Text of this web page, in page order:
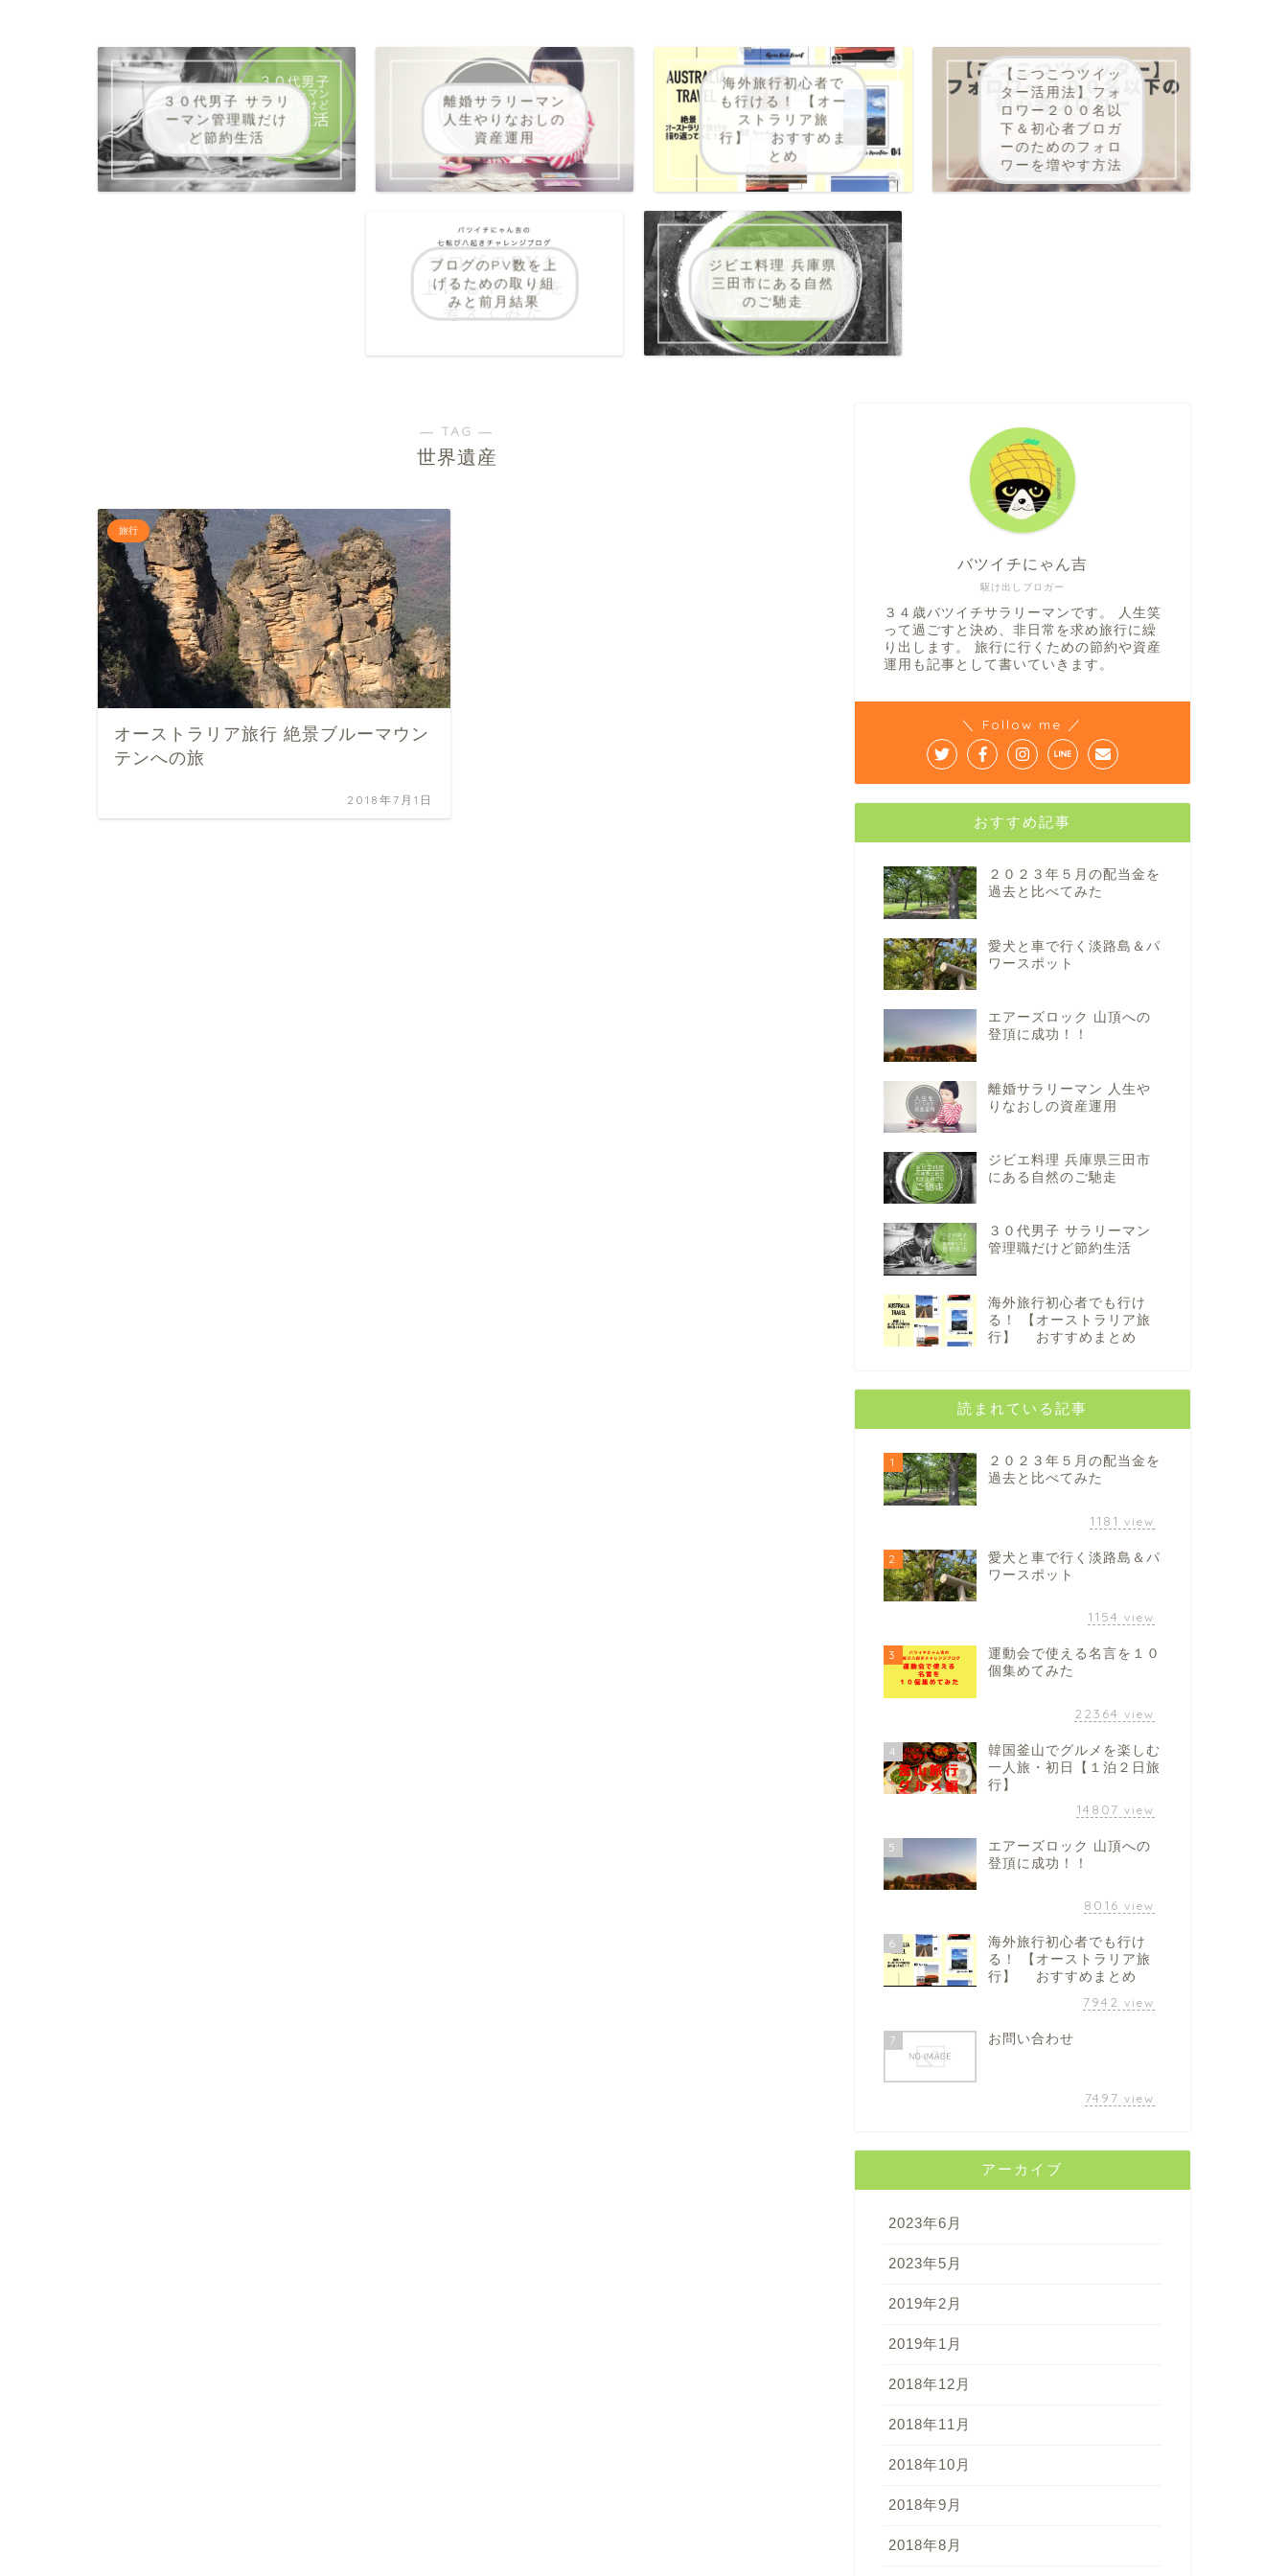
３０代男子 サラリ
ーマン管理職だけ
ど節約生活
離婚サラリーマン
人生やりなおしの
資産運用
海外旅行初心者で
も行ける！ 【オー
ストラリア旅
行】 おすすめま
とめ
【こつこつツイッ
ター活用法】フォ
ロワー２００名以
下＆初心者ブロガ
ーのためのフォロ
ワーを増やす方法
ブログのPV数を上
げるための取り組
みと前月結果
ジビエ料理 兵庫県
三田市にある自然
のご馳走
― TAG ―
世界遺産
旅行
オーストラリア旅行 絶景ブルーマウン
テンへの旅
2018年7月1日
駆け出しブロガー
バツイチにゃん吉
３４歳バツイチサラリーマンです。 人生笑
って過ごすと決め、非日常を求め旅行に繰
り出します。 旅行に行くための節約や資産
運用も記事として書いていきます。
＼ Follow me ／
おすすめ記事
２０２３年５月の配当金を
過去と比べてみた
愛犬と車で行く淡路島＆パ
ワースポット
エアーズロック 山頂への
登頂に成功！！
離婚サラリーマン 人生や
りなおしの資産運用
ジビエ料理 兵庫県三田市
にある自然のご馳走
３０代男子 サラリーマン
管理職だけど節約生活
海外旅行初心者でも行け
る！ 【オーストラリア旅
行】 おすすめまとめ
読まれている記事
1
２０２３年５月の配当金を
過去と比べてみた
1181 view
2
愛犬と車で行く淡路島＆パ
ワースポット
1154 view
3
運動会で使える名言を１０
個集めてみた
22364 view
4
韓国釜山でグルメを楽しむ
一人旅・初日【１泊２日旅
行】
14807 view
5
エアーズロック 山頂への
登頂に成功！！
8016 view
6
海外旅行初心者でも行け
る！ 【オーストラリア旅
行】 おすすめまとめ
7942 view
7 お問い合わせ
7497 view
アーカイブ
2023年6月
2023年5月
2019年2月
2019年1月
2018年12月
2018年11月
2018年10月
2018年9月
2018年8月